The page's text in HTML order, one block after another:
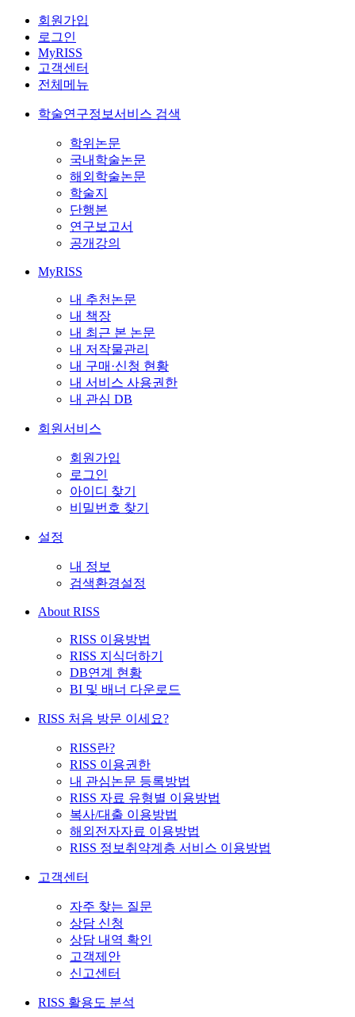
회원가입
로그인
MyRISS
고객센터
전체메뉴
학술연구정보서비스 검색
학위논문
국내학술논문
해외학술논문
학술지
단행본
연구보고서
공개강의
MyRISS
내 추천논문
내 책장
내 최근 본 논문
내 저작물관리
내 구매·신청 현황
내 서비스 사용권한
내 관심 DB
회원서비스
회원가입
로그인
아이디 찾기
비밀번호 찾기
설정
내 정보
검색환경설정
About RISS
RISS 이용방법
RISS 지식더하기
DB연계 현황
BI 및 배너 다운로드
RISS 처음 방문 이세요?
RISS란?
RISS 이용권한
내 관심논문 등록방법
RISS 자료 유형별 이용방법
복사/대출 이용방법
해외전자자료 이용방법
RISS 정보취약계층 서비스 이용방법
고객센터
자주 찾는 질문
상담 신청
상담 내역 확인
고객제안
신고센터
RISS 활용도 분석